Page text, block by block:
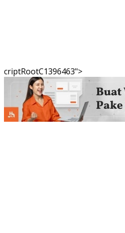
criptRootC1396463">